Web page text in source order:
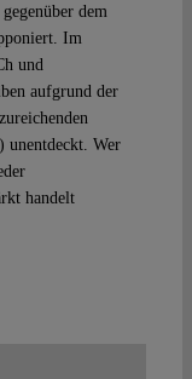
dem
Im
und
aufgrund der
unentdeckt. Wer
handelt